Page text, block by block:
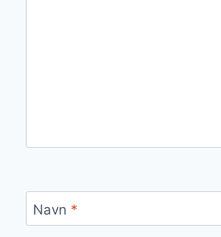
Navn *